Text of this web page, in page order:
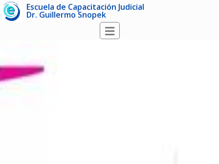
Escuela de Capacitación Judicial
Dr. Guillermo Snopek